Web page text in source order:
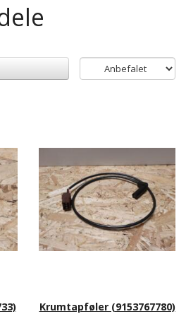
Krumtapføler (9153767780)